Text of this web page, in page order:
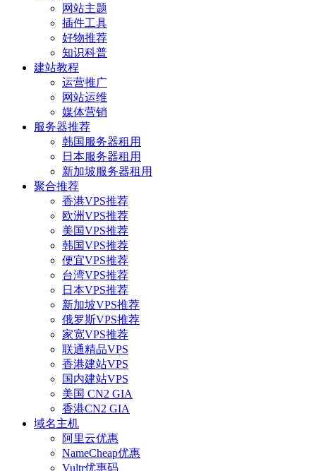
网站主题
插件工具
好物推荐
知识科普
建站教程
运营推广
网站运维
媒体营销
服务器推荐
韩国服务器租用
日本服务器租用
新加坡服务器租用
聚合推荐
香港VPS推荐
欧洲VPS推荐
美国VPS推荐
韩国VPS推荐
便宜VPS推荐
台湾VPS推荐
日本VPS推荐
新加坡VPS推荐
俄罗斯VPS推荐
家宽VPS推荐
联通精品VPS
香港建站VPS
国内建站VPS
美国 CN2 GIA
香港CN2 GIA
域名主机
阿里云优惠
NameCheap优惠
Vultr优惠码